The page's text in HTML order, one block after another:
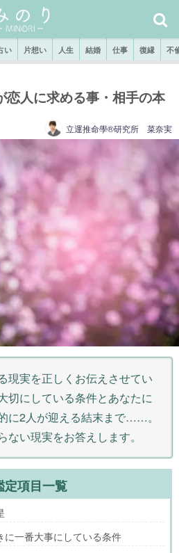
い 片想い 人生 結婚 仕事 復縁 不
恋人に求める事・相手の本
立運推命學®研究所 菜奈実
現実を正しくお伝えさせてい
切にしている条件とあなたに
に2人が迎える結末まで……。
い現実をお答えします。
定項目一覧
に一番大事にしている条件